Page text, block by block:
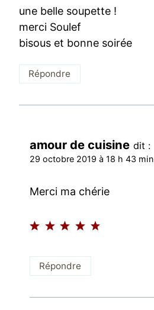
une belle soupette !
merci Soulef
bisous et bonne soirée
Répondre
amour de cuisine dit :
29 octobre 2019 à 18 h 43 min
Merci ma chérie
Répondre